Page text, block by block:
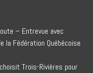
– Entrevue avec
la Fédération Québécoise
Trois-Rivières pour